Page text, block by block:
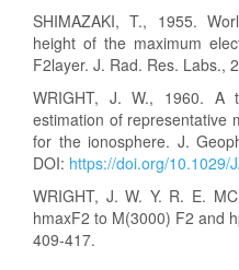
SHIMAZAKI, T., 1955.
height of the maximum
F2layer. J. Rad. Res. Labs.,
WRIGHT, J. W., 1960.
estimation of representative
for the ionosphere. J.
DOI: https://doi.org/10.1029/
WRIGHT, J. W. Y. R. E.
hmaxF2 to M(3000) F2 and
409-417.